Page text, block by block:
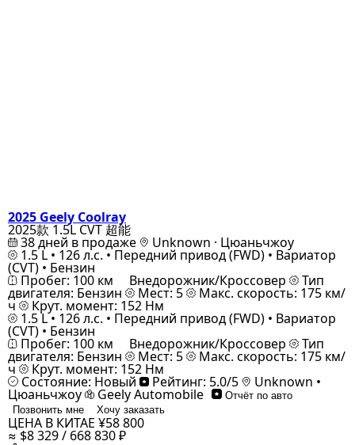
2025 Geely Coolray
2025款 1.5L CVT 超能
38 дней в продаже Unknown · Цюаньчжоу
1.5 L • 126 л.с. • Передний привод (FWD) • Вариатор
(CVT) • Бензин
Пробег: 100 км Внедорожник/Кроссовер Тип
двигателя: Бензин Мест: 5 Макс. скорость: 175 км/
ч Крут. момент: 152 Нм
1.5 L • 126 л.с. • Передний привод (FWD) • Вариатор
(CVT) • Бензин
Пробег: 100 км Внедорожник/Кроссовер Тип
двигателя: Бензин Мест: 5 Макс. скорость: 175 км/
ч Крут. момент: 152 Нм
Состояние: Новый Рейтинг: 5.0/5 Unknown •
Цюаньчжоу Geely Automobile
Отчёт по авто
Позвонить мне
Хочу заказать
ЦЕНА В КИТАЕ ¥58 800
≈ $8 329 / 668 830 ₽